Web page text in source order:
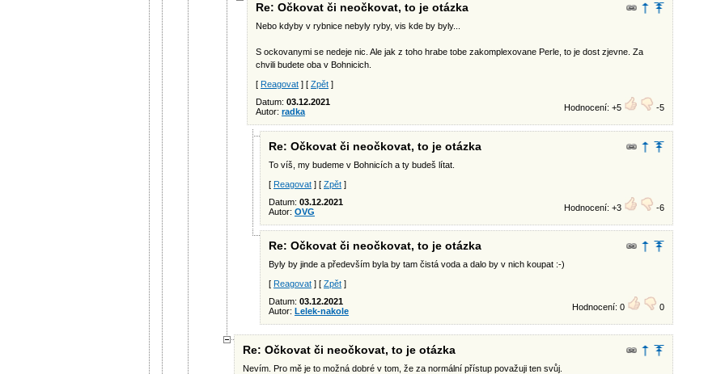
Re: Očkovat či neočkovat, to je otázka
Nebo kdyby v rybnice nebyly ryby, vis kde by byly...
S ockovanymi se nedeje nic. Ale jak z toho hrabe tobe zakomplexovane Perle, to je dost zjevne. Za
chvili budete oba v Bohnicich.
[ Reagovat ] [ Zpět ]
Datum: 03.12.2021
Autor: radka Hodnocení: +5 -5
Re: Očkovat či neočkovat, to je otázka
To víš, my budeme v Bohnicích a ty budeš lítat.
[ Reagovat ] [ Zpět ]
Datum: 03.12.2021
Autor: OVG Hodnocení: +3 -6
Re: Očkovat či neočkovat, to je otázka
Byly by jinde a především byla by tam čistá voda a dalo by v nich koupat :-)
[ Reagovat ] [ Zpět ]
Datum: 03.12.2021
Autor: Lelek-nakole Hodnocení: 0 0
Re: Očkovat či neočkovat, to je otázka
Nevím. Pro mě je to možná dobré v tom, že za normální přístup považuji ten svůj.